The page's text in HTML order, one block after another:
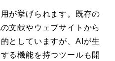
が挙げられます。既存の
文献やウェブサイトから
としていますが、AIが生
る機能を持つツールも開